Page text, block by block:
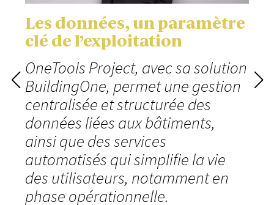
Les données, un paramètre
clé de l’exploitation
OneTools Project, avec sa solution
BuildingOne, permet une gestion
centralisée et structurée des
données liées aux bâtiments,
ainsi que des services
automatisés qui simplifie la vie
des utilisateurs, notamment en
phase opérationnelle.